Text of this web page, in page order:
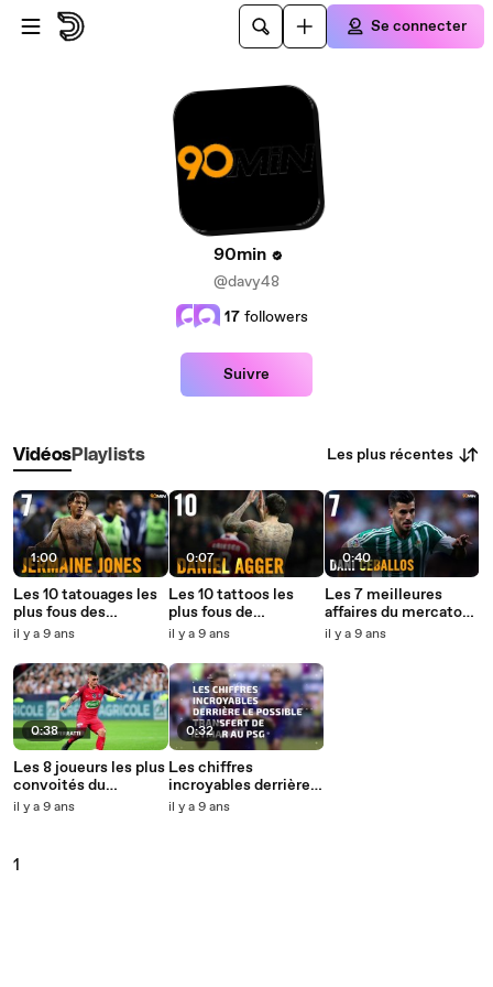
Passer au contenu principal
Se connecter
90min
@davy48
17 followers
Suivre
VidéosPlaylists Les plus récentes
1:00
Les 10 tatouages les
plus fous des
footballeurs
il y a 9 ans
0:38
Les 8 joueurs les plus
convoités du
mercato
il y a 9 ans
0:07
Les 10 tattoos les
plus fous de
footballeurs
il y a 9 ans
0:32
Les chiffres
incroyables derrière
le transfert de
il y a 9 ans
0:40
Les 7 meilleures
affaires du mercato
estival 2017
il y a 9 ans
1